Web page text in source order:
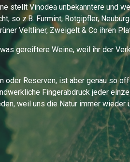
stellt Vinodea unbekanntere und
so z.B. Furmint, Rotgipfler,
Veltliner, Zweigelt & Co ihren
gereiftere Weine, weil ihr der
oder Reserven, ist aber genau so
Fingerabdruck jeder
weil uns die Natur immer wieder